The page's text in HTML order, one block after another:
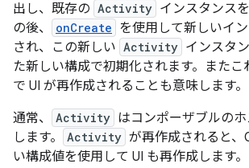
出し、既存の Activity インスタンス
の後、
onCreate を使用して新しいイ
され、この新しい Activity インスタ
た新しい構成で初期化されます。また
で UI が再作成されることも意味します。
通常、
Activity はコンポーザブルの
します。
Activity が再作成されると、
い構成値を使用して UI も再作成します。